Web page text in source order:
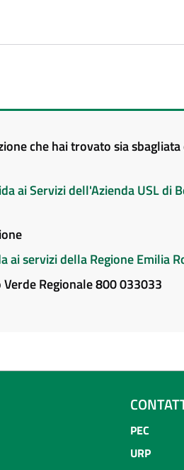
che hai trovato sia
ai Servizi dell'Azienda USL di
ai servizi della Regione Emilia
Regionale 800 033033
PEC
URP